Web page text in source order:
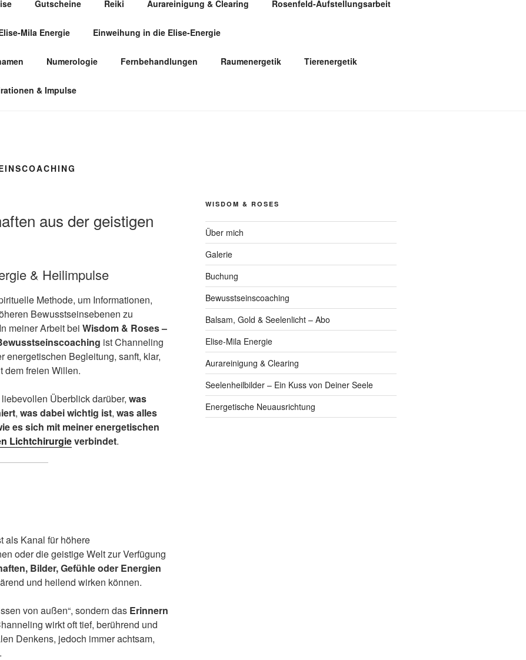
HUMANENERGETIK
Gutscheine Reiki Aurareinigung & Clearing Rosenfeld-Aufstellungsarbeit
Mila Energie Einweihung in die Elise-Energie
Numerologie Fernbehandlungen Raumenergetik Tierenergetik
& Impulse
aus der geistigen
& Heilimpulse
Methode, um Informationen,
Bewusstseinsebenen zu
meiner Arbeit bei Wisdom & Roses –
ist Channeling
energetischen Begleitung, sanft, klar,
dem freien Willen.
Überblick darüber, was
, was dabei wichtig ist, was alles
es sich mit meiner energetischen
Lichtchirurgieverbindet.
als Kanal für höhere
oder die geistige Welt zur Verfügung
Bilder, Gefühle oder Energien
und heilend wirken können.
von außen“, sondern das Erinnern
wirkt oft tief, berührend und
Denkens, jedoch immer achtsam,
WISDOM & ROSES
Über mich
Galerie
Buchung
Bewusstseinscoaching
Balsam, Gold & Seelenlicht – Abo
Elise-Mila Energie
Aurareinigung & Clearing
Seelenheilbilder – Ein Kuss von Deiner Seele
Energetische Neuausrichtung